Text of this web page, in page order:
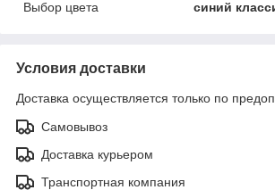
Выбор цвета
синий
Условия доставки
Доставка осуществляется только по
Самовывоз
Доставка курьером
Транспортная компания